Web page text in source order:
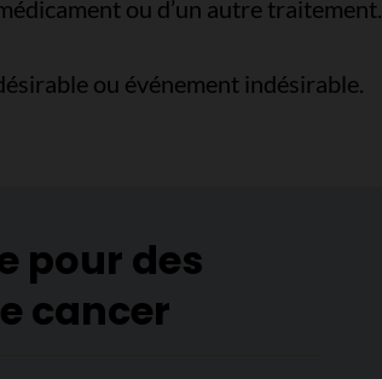
ou d’un autre traitement.
ou événement indésirable.
pour des
cancer